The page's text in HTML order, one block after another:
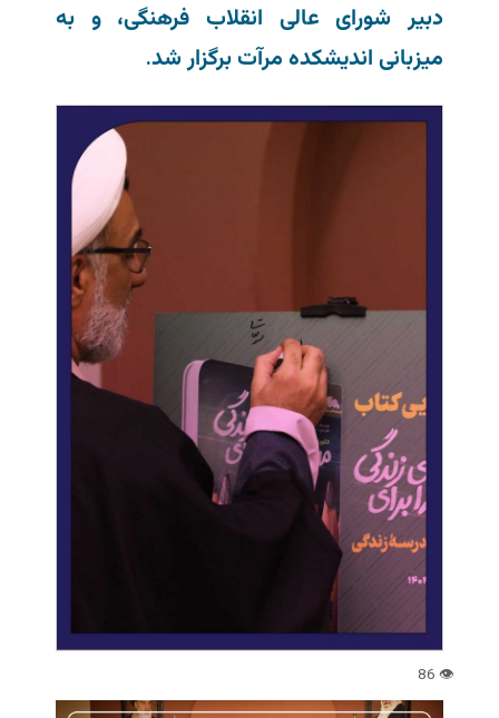
دبیر شورای عالی انقلاب فرهنگی، و به
میزبانی اندیشکده مرآت برگزار شد.